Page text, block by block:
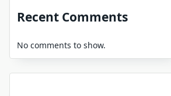
Recent Comments
No comments to show.